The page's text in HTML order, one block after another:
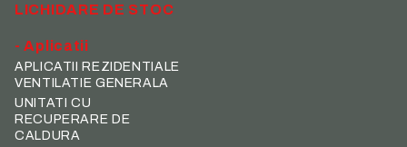
LICHIDARE DE STOC
- Aplicatii
APLICATII REZIDENTIALE
VENTILATIE GENERALA
UNITATI CU
RECUPERARE DE
CALDURA